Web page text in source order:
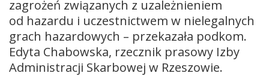
zagrożeń związanych z uzależnieniem
od hazardu i uczestnictwem w nielegalnych
grach hazardowych – przekazała podkom.
Edyta Chabowska, rzecznik prasowy Izby
Administracji Skarbowej w Rzeszowie.